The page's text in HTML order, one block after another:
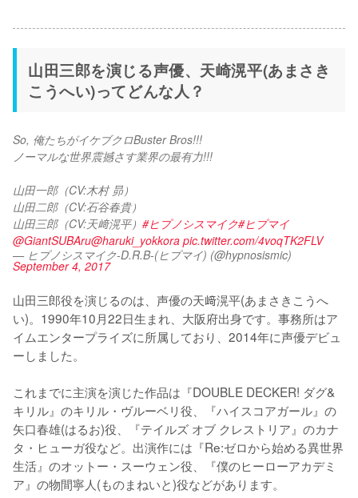
山田三郎を演じる声優、天崎滉平(あまさき
こうへい)ってどんな人？
So, 俺たちがイケブクロBuster Bros!!!
ノーマルな世界震撼さす業界の最有力!!!
山田一郎（CV:木村 昴）
山田二郎（CV:石谷春貴）
山田三郎（CV:天﨑滉平） #ヒプノシスマイク#ヒプマイ
@GiantSUBAru@haruki_yokkora pic.twitter.com/4voqTK2FLV
— ヒプノシスマイク-D.R.B-(ヒプマイ) (@hypnosismic)
September 4, 2017
山田三郎役を演じるのは、声優の天﨑滉平(あまさきこうへ
い)。1990年10月22日生まれ、大阪府出身です。事務所はア
イムエンタープライズに所属しており、2014年に声優デビュ
ーしました。
これまでに主演を演じた作品は『DOUBLE DECKER! ダグ&
キリル』のキリル・ヴルーベリ役、『ハイスコアガール』の
矢口春雄(はるお)役、『テイルズ オブ クレストリア』のカナ
タ・ヒューガ役など。出演作には『Re:ゼロから始める異世界
生活』のオットー・スーウェン役、『僕のヒーローアカデミ
ア』の物間寧人(ものまねいと)役などがあります。